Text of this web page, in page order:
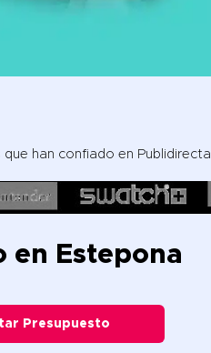
han confiado en Publidirecta
en Estepona
Presupuesto